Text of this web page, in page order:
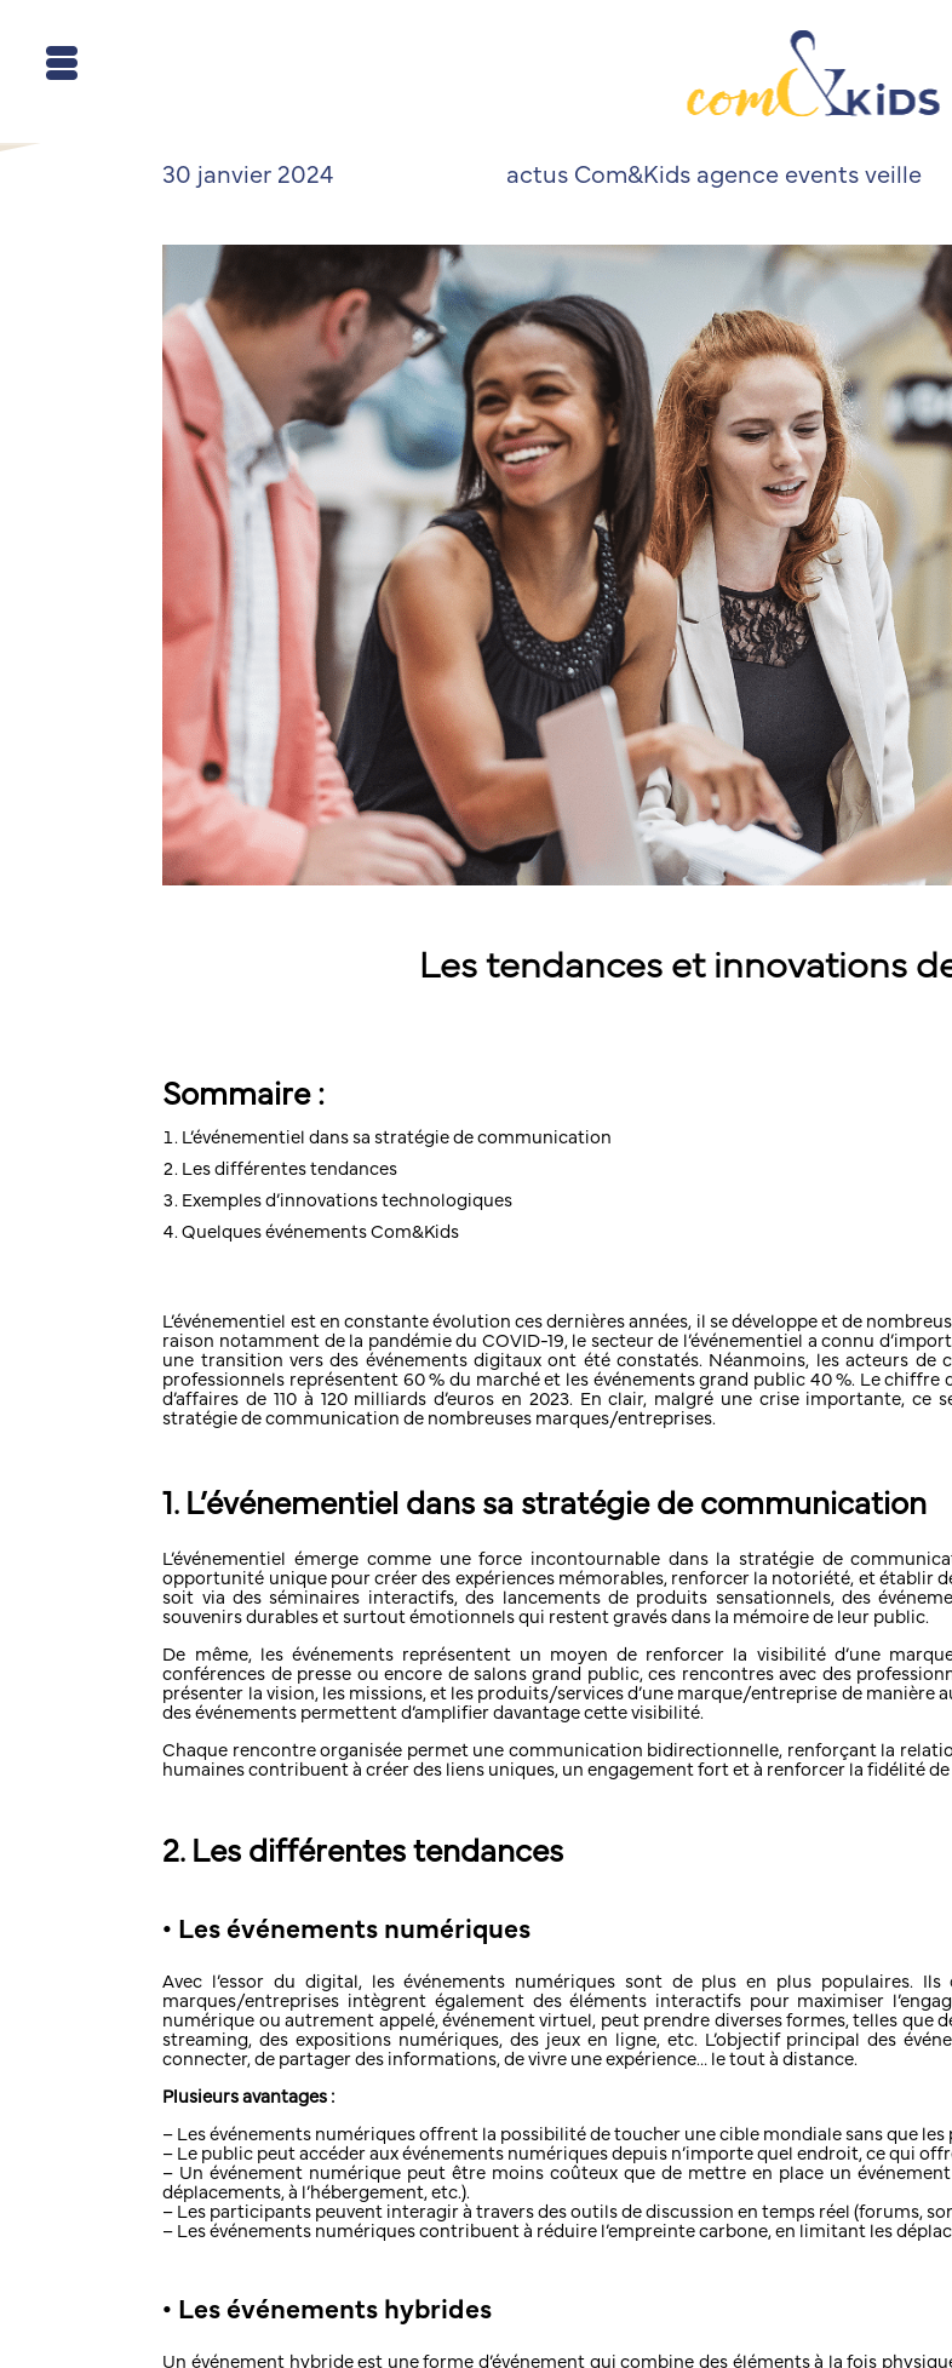
30 janvier 2024 actus Com&Kids agence events veille
Les tendances et innovations
Sommaire :
L’événementiel dans sa stratégie de communication
Les différentes tendances
Exemples d’innovations technologiques
Quelques événements Com&Kids
L’événementiel est en constante évolution ces dernières années, il se développe et de
raison notamment de la pandémie du COVID-19, le secteur de l’événementiel a connu
une transition vers des événements digitaux ont été constatés. Néanmoins, les acteurs de
professionnels représentent 60 % du marché et les événements grand public 40 %. Le chiffre
d’affaires de 110 à 120 milliards d’euros en 2023. En clair, malgré une crise importante,
stratégie de communication de nombreuses marques/entreprises.
1. L’événementiel dans sa stratégie de communication
L’événementiel émerge comme une force incontournable dans la stratégie de
opportunité unique pour créer des expériences mémorables, renforcer la notoriété, et établir
soit via des séminaires interactifs, des lancements de produits sensationnels, des
souvenirs durables et surtout émotionnels qui restent gravés dans la mémoire de leur public.
De même, les événements représentent un moyen de renforcer la visibilité d’une
conférences de presse ou encore de salons grand public, ces rencontres avec des
présenter la vision, les missions, et les produits/services d’une marque/entreprise de manière
des événements permettent d’amplifier davantage cette visibilité.
Chaque rencontre organisée permet une communication bidirectionnelle, renforçant la
humaines contribuent à créer des liens uniques, un engagement fort et à renforcer la fidélité
2. Les différentes tendances
• Les événements numériques
Avec l’essor du digital, les événements numériques sont de plus en plus populaires.
marques/entreprises intègrent également des éléments interactifs pour maximiser
numérique ou autrement appelé, événement virtuel, peut prendre diverses formes, telles que
streaming, des expositions numériques, des jeux en ligne, etc. L’objectif principal des
connecter, de partager des informations, de vivre une expérience… le tout à distance.
Plusieurs avantages :
– Les événements numériques offrent la possibilité de toucher une cible mondiale sans que
– Le public peut accéder aux événements numériques depuis n’importe quel endroit, ce qui
– Un événement numérique peut être moins coûteux que de mettre en place un
déplacements, à l’hébergement, etc.).
– Les participants peuvent interagir à travers des outils de discussion en temps réel (forums,
– Les événements numériques contribuent à réduire l’empreinte carbone, en limitant les
• Les événements hybrides
Un événement hybride est une forme d’événement qui combine des éléments à la fois